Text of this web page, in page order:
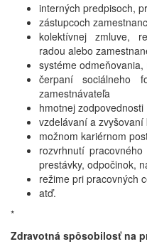
interných predpisoch,
zástupcoch
kolektívnej zmluve,
radou alebo
systéme
čerpaní sociálneho
zamestnávateľa
hmotnej zodpovednosti
vzdelávaní a zvyšovaní
možnom kariérnom
rozvrhnutí
prestávky, odpočinok,
režime pri pracovných
atď.
*
Zdravotná spôsobilosť na